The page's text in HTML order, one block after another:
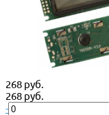
268 руб.
268 руб.
-